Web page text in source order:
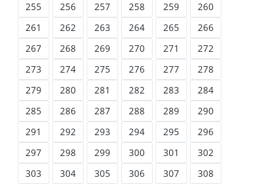
255
256 257 258 259
260
261
262 263 264 265
266
267
268 269 270 271
272
273
274 275 276 277
278
279
280 281 282 283
284
285
286 287 288 289
290
291
292 293 294 295
296
297
298 299 300 301
302
303
304 305 306 307
308